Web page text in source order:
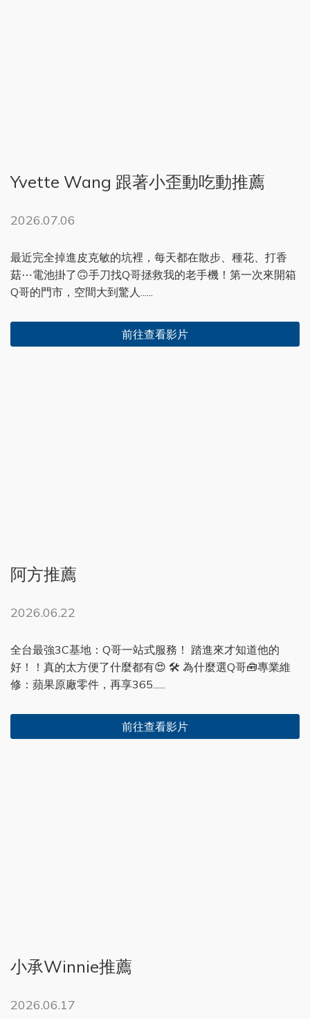
Yvette Wang 跟著小歪動吃動推薦
2026.07.06
最近完全掉進皮克敏的坑裡，每天都在散步、種花、打香
菇⋯電池掛了🙃手刀找Q哥拯救我的老手機！第一次來開箱
Q哥的門市，空間大到驚人......
前往查看影片
阿方推薦
2026.06.22
全台最強3C基地：Q哥一站式服務！ 踏進來才知道他的
好！！真的太方便了什麼都有😍 🛠 為什麼選Q哥🧰專業維
修：蘋果原廠零件，再享365......
前往查看影片
小承Winnie推薦
2026.06.17